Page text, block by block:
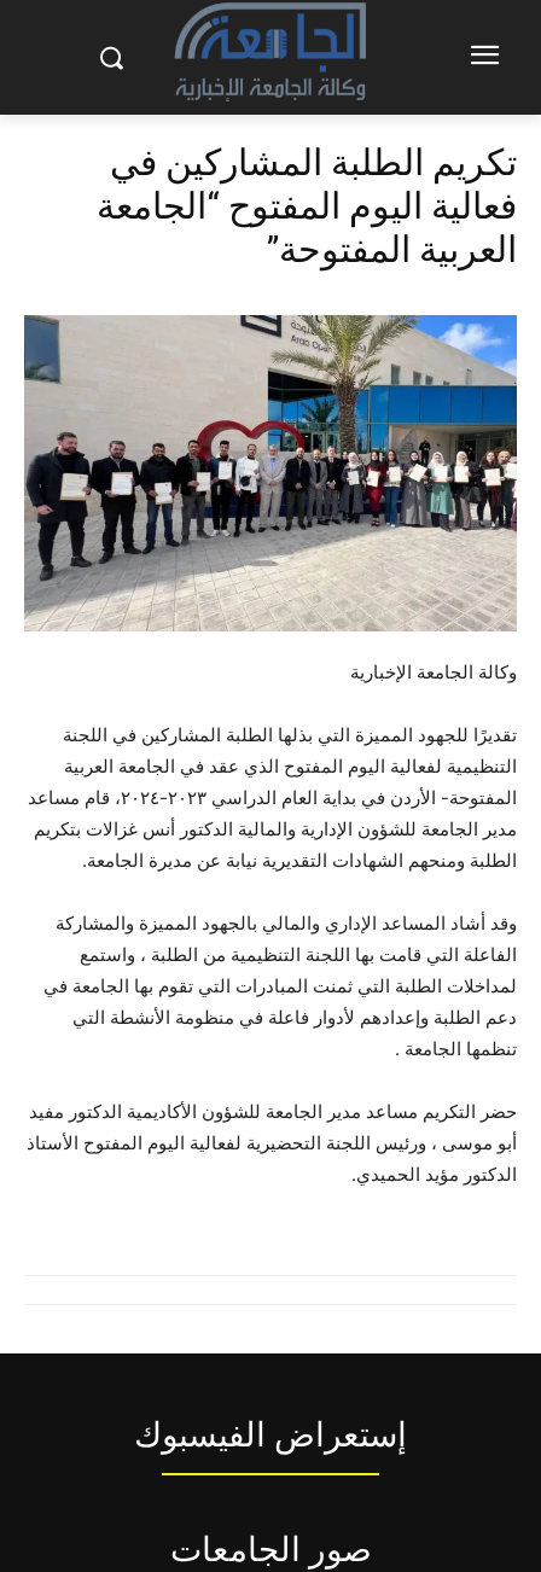
تكريم الطلبة المشاركين في
فعالية اليوم المفتوح “الجامعة
العربية المفتوحة”
وكالة الجامعة الإخبارية
​تقديرًا للجهود المميزة التي بذلها الطلبة المشاركين في اللجنة
التنظيمية لفعالية اليوم المفتوح الذي عقد في الجامعة العربية
المفتوحة- الأردن في بداية العام الدراسي ٢٠٢٣-٢٠٢٤، قام مساعد
مدير الجامعة للشؤون الإدارية والمالية الدكتور أنس غزالات بتكريم
الطلبة ومنحهم الشهادات التقديرية نيابة عن مديرة الجامعة.
​وقد أشاد المساعد الإداري والمالي بالجهود المميزة والمشاركة
الفاعلة التي قامت بها اللجنة التنظيمية من الطلبة ، واستمع
لمداخلات الطلبة التي ثمنت المبادرات التي تقوم بها الجامعة في
دعم الطلبة وإعدادهم لأدوار فاعلة في منظومة الأنشطة التي
تنظمها الجامعة .
حضر التكريم مساعد مدير الجامعة للشؤون الأكاديمية الدكتور مفيد
أبو موسى ، ورئيس اللجنة التحضيرية لفعالية اليوم المفتوح الأستاذ
الدكتور مؤيد الحميدي.
إستعراض الفيسبوك
صور الجامعات